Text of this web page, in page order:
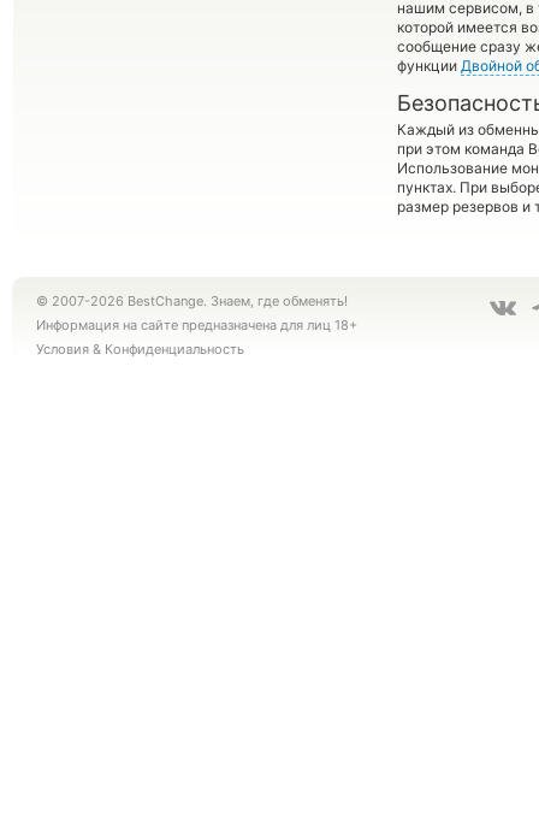
нашим сервисом, в
которой имеется
сообщение сразу
функции Двойной
Каждый из
при этом команда
Использование
пунктах. При
размер резервов и
© 2007-2026 BestChange. Знаем, где обменять!
Информация на сайте предназначена для лиц 18+
Условия & Конфиденциальность